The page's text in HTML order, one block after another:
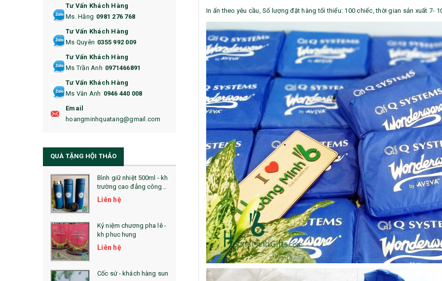
In ấn theo yêu cầu, Số lượng đặt hàng tối thiểu: 100 chiếc, thời gian sản xuất 7-
14. HỘP/VÍ ĐỰNG NAMECARD
15. BỘ BẤM MÓNG
16. BAO HỘ CHIẾU
18. ẤM CHÉN QUÀ TẶNG
19. ĐỒNG HỒ TREO TƯỜNG
22. ĐỒNG HỒ ĐỂ BÀN
23. QÙA TẶNG ĐỘC ĐÁO
24. QÙA TẶNG PHA LÊ
25. QUÀ TẶNG GLASSLOCK
26. QUÀ TẶNG LUMINARC
28. BỘ ĐỒ ĂN CAO CẤP
29. MÓC KHOÁ
Tư Vấn Khách Hàng
Ms. Hằng 0981 276 768
Tư Vấn Khách Hàng
Ms Quyên 0355 992 009
Tư Vấn Khách Hàng
Ms Trần Anh 0971466891
Tư Vấn Khách Hàng
Ms Vân Anh 0946 440 008
Email
hoangminhquatang@gmail.com
QUÀ TẶNG HỘI THẢO
Bình giữ nhiệt 500ml - kh
trường cao đẳng công
nghệ bách khoa hà nội
Liên hệ
Kỷ niệm chương pha lê -
kh phuc hung
Liên hệ
Cốc sứ - khách hàng sun
Bộ sổ bút cao cấp -
khách hàng evs
Liên hệ
Pin sạc dự phòng hoco
j82 10.000mah - khách
hàng nam thắng
Liên hệ
Ô gấp 3 bán tự động -
Bình thủy tinh lọc trà -
khách hàng div
Liên hệ
Bình nước thủy tinh có
dây xách
Liên hệ
Cốc giữ nhiệt 500ml